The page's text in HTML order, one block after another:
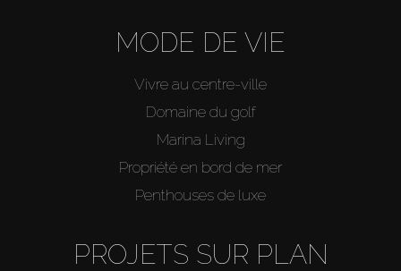
MODE DE VIE
Vivre au centre-ville
Domaine du golf
Marina Living
Propriété en bord de mer
Penthouses de luxe
PROJETS SUR PLAN